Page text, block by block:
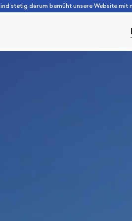
stetig darum bemüht unsere Website mit